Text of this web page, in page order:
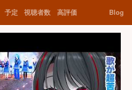
予定 視聴者数 高評価 Blog